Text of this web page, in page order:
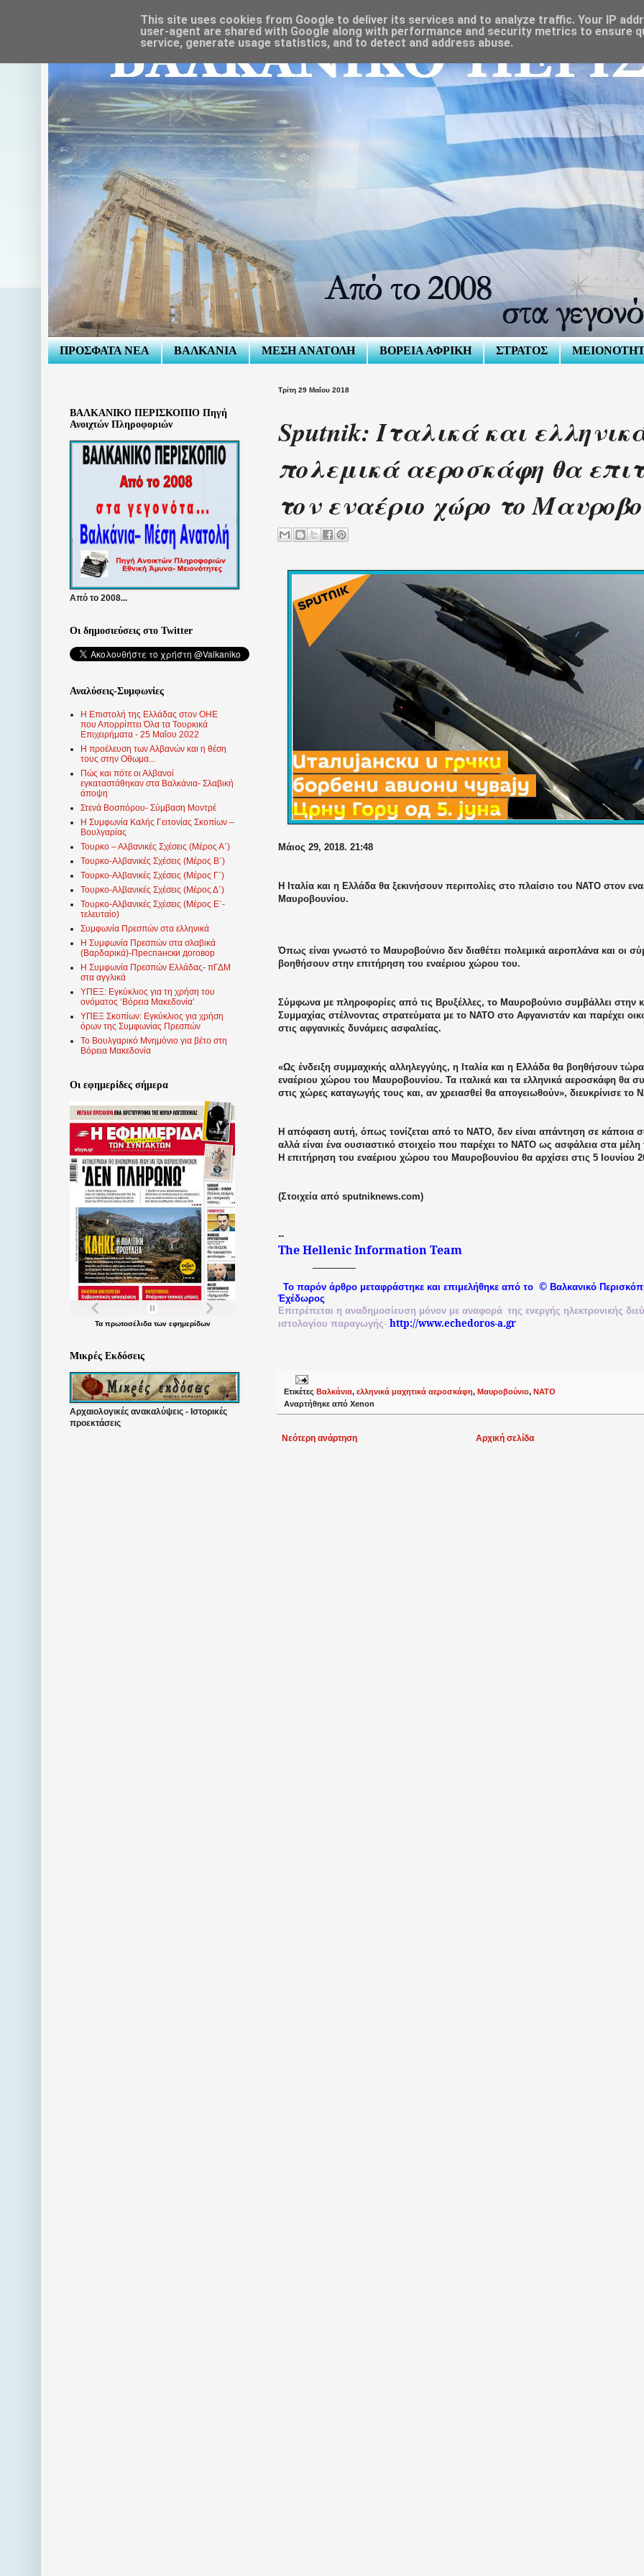
ΠΡΟΣΦΑΤΑ ΝΕΑ ΒΑΛΚΑΝΙΑ ΜΕΣΗ ΑΝΑΤΟΛΗ ΒΟΡΕΙΑ ΑΦΡΙΚΗ ΣΤΡΑΤΟΣ
Τρίτη 29 Μαΐου 2018
Sputnik: Ιταλικά και
πολεμικά αεροσκάφη θα
τον εναέριο χώρο το
Μάιος 29, 2018. 21:48
Η Ιταλία και η Ελλάδα θα ξεκινήσουν περιπολίες στο πλαίσιο του ΝΑΤΟ στον
Μαυροβουνίου.
Όπως είναι γνωστό το Μαυροβούνιο δεν διαθέτει πολεμικά αεροπλάνα και οι
βοηθήσουν στην επιτήρηση του εναέριου χώρου του.
Σύμφωνα με πληροφορίες από τις Βρυξέλλες, το Μαυροβούνιο συμβάλλει στην
Συμμαχίας στέλνοντας στρατεύματα με το ΝΑΤΟ στο Αφγανιστάν και παρέχει
στις αφγανικές δυνάμεις ασφαλείας.
«Ως ένδειξη συμμαχικής αλληλεγγύης, η Ιταλία και η Ελλάδα θα βοηθήσουν
εναέριου χώρου του Μαυροβουνίου. Τα ιταλικά και τα ελληνικά αεροσκάφη θα
στις χώρες καταγωγής τους και, αν χρειασθεί θα απογειωθούν», διευκρίνισε το
Η απόφαση αυτή, όπως τονίζεται από το ΝΑΤΟ, δεν είναι απάντηση σε κάποια
αλλά είναι ένα ουσιαστικό στοιχείο που παρέχει το ΝΑΤΟ ως ασφάλεια στα μέλη
Η επιτήρηση του εναέριου χώρου του Μαυροβουνίου θα αρχίσει στις 5 Ιουνίου
(Στοιχεία από sputniknews.com)
--
The Hellenic Information Team
Το παρόν άρθρο μεταφράστηκε και επιμελήθηκε από το © Βαλκανικό
Ἐχέδωρος
Επιτρέπεται η αναδημοσίευση μόνον με αναφορά της ενεργής ηλεκτρονικής
ιστολογίου παραγωγής- http://www.echedoros-a.gr
Ετικέτες Βαλκάνια, ελληνικά μαχητικά αεροσκάφη, Μαυροβούνιο, ΝΑΤΟ
Αναρτήθηκε από Xenon
Νεότερη ανάρτηση Αρχική σελίδα
ΒΑΛΚΑΝΙΚΟ ΠΕΡΙΣΚΟΠΙΟ Πηγή
Ανοιχτών Πληροφοριών
Από το 2008...
Οι δημοσιεύσεις στο Twitter
Αναλύσεις-Συμφωνίες
Η Επιστολή της Ελλάδας στον ΟΗΕ
που Απορρίπτει Όλα τα Τουρκικά
Επιχειρήματα - 25 Μαΐου 2022
Η προέλευση των Αλβανών και η θέση
τους στην Οθωμα...
Πώς και πότε οι Αλβανοί
εγκαταστάθηκαν στα Βαλκάνια- Σλαβική
άποψη
Στενά Βοσπόρου- Σύμβαση Μοντρέ
Η Συμφωνία Καλής Γειτονίας Σκοπίων –
Βουλγαρίας
Τουρκο – Αλβανικές Σχέσεις (Mέρος Α΄)
Τουρκο-Αλβανικές Σχέσεις (Μέρος Β΄)
Τουρκο-Αλβανικές Σχέσεις (Μέρος Γ΄)
Τουρκο-Αλβανικές Σχέσεις (Μέρος Δ΄)
Τουρκο-Αλβανικές Σχέσεις (Μέρος Ε΄-
τελευταίο)
Συμφωνία Πρεσπών στα ελληνικά
Η Συμφωνία Πρεσπών στα σλαβικά
(Βαρδαρικά)-Преспански договор
Η Συμφωνία Πρεσπών Ελλάδας- πΓΔΜ
στα αγγλικά
ΥΠΕΞ: Εγκύκλιος για τη χρήση του
ονόματος ‘Βόρεια Μακεδονία’
ΥΠΕΞ Σκοπίων: Εγκύκλιος για χρήση
όρων της Συμφωνίας Πρεσπών
Το Βουλγαρικό Μνημόνιο για βέτο στη
Βόρεια Μακεδονία
Οι εφημερίδες σήμερα
Τα πρωτοσέλιδατων εφημερίδων
Μικρές Εκδόσεις
Αρχαιολογικές ανακαλύψεις - Ιστορικές
προεκτάσεις
This site uses cookies from Google to deliver its services and to analyze traffic. Your IP
user-agent are shared with Google along with performance and security metrics to ensure
service, generate usage statistics, and to detect and address abuse.